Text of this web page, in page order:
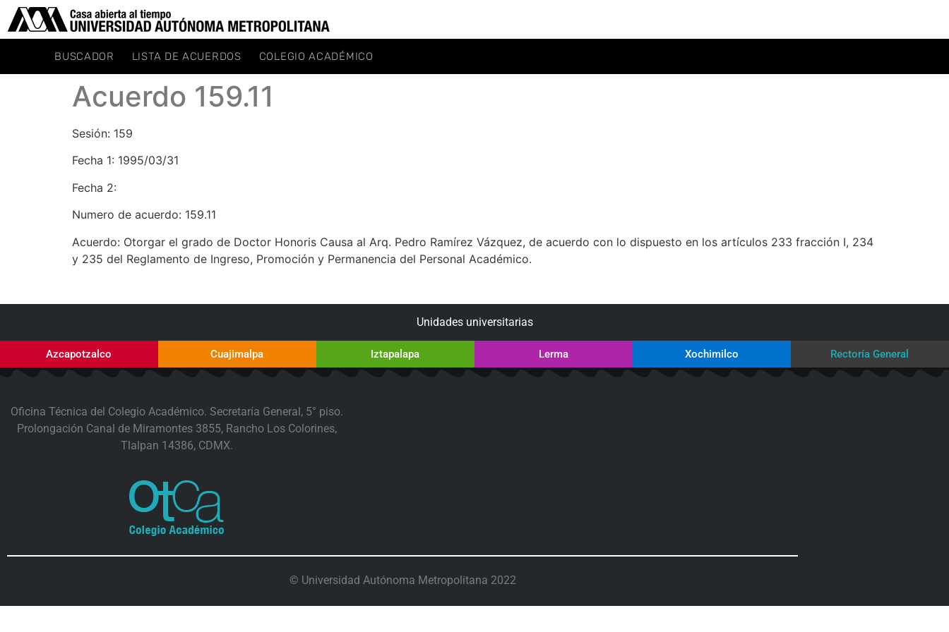
BUSCADOR LISTA DE ACUERDOS COLEGIO ACADÉMICO
Acuerdo 159.11
Sesión: 159
Fecha 1: 1995/03/31
Fecha 2:
Numero de acuerdo: 159.11
Acuerdo: Otorgar el grado de Doctor Honoris Causa al Arq. Pedro Ramírez Vázquez, de acuerdo con lo dispuesto en los artículos 233 fracción I, 234
y 235 del Reglamento de Ingreso, Promoción y Permanencia del Personal Académico.
Unidades universitarias
Azcapotzalco Cuajimalpa Iztapalapa Lerma Xochimilco Rectoría General
Oficina Técnica del Colegio Académico. Secretaría General, 5° piso.
Prolongación Canal de Miramontes 3855, Rancho Los Colorines,
Tlalpan 14386, CDMX.
© Universidad Autónoma Metropolitana 2022